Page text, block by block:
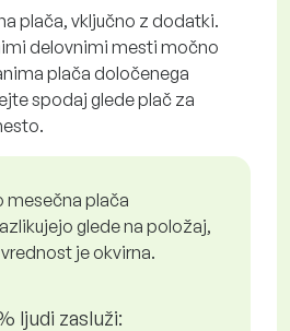
plača, vključno z dodatki.
delovnimi mesti močno
plača določenega
spodaj glede plač za
mesečna plača
glede na položaj,
je okvirna.
ljudi zasluži: